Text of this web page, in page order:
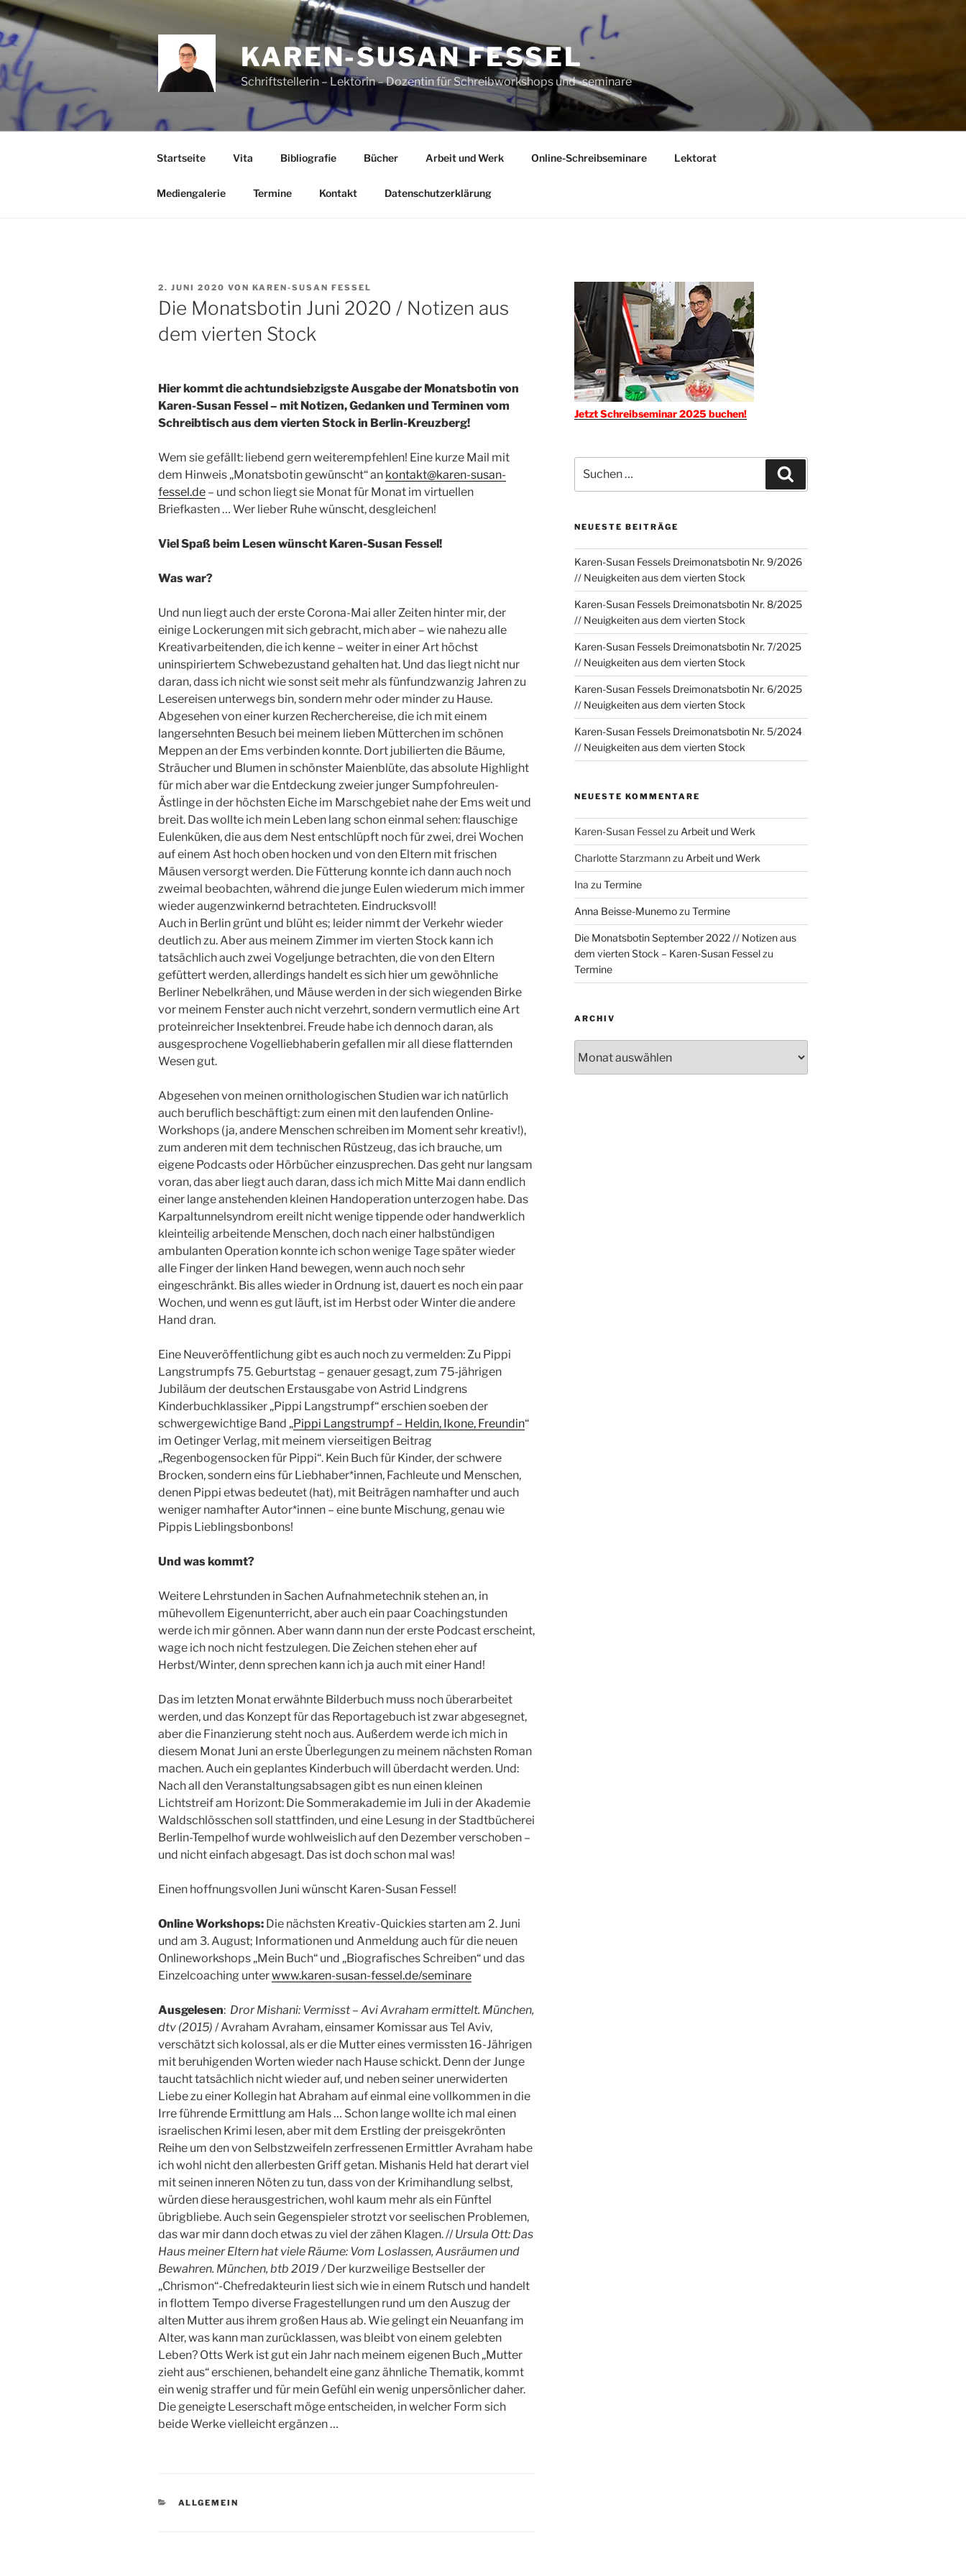
Zum
Inhalt
springen
KAREN-SUSAN FESSEL
Schriftstellerin – Lektorin – Dozentin für Schreibworkshops und -seminare
Startseite Vita Bibliografie Bücher Arbeit und Werk Online-Schreibseminare Lektorat
Mediengalerie Termine Kontakt Datenschutzerklärung
VERÖFFENTLICHT
AM
2. JUNI 2020 VON KAREN-SUSAN FESSEL
Die Monatsbotin Juni 2020 / Notizen aus
dem vierten Stock
Hier kommt die achtundsiebzigste Ausgabe der Monatsbotin von
Karen-Susan Fessel – mit Notizen, Gedanken und Terminen vom
Schreibtisch aus dem vierten Stock in Berlin-Kreuzberg!
Wem sie gefällt: liebend gern weiterempfehlen! Eine kurze Mail mit
dem Hinweis „Monatsbotin gewünscht“ an kontakt@karen-susan-
fessel.de – und schon liegt sie Monat für Monat im virtuellen
Briefkasten … Wer lieber Ruhe wünscht, desgleichen!
Viel Spaß beim Lesen wünscht Karen-Susan Fessel!
Was war?
Und nun liegt auch der erste Corona-Mai aller Zeiten hinter mir, der
einige Lockerungen mit sich gebracht, mich aber – wie nahezu alle
Kreativarbeitenden, die ich kenne – weiter in einer Art höchst
uninspiriertem Schwebezustand gehalten hat. Und das liegt nicht nur
daran, dass ich nicht wie sonst seit mehr als fünfundzwanzig Jahren zu
Lesereisen unterwegs bin, sondern mehr oder minder zu Hause.
Abgesehen von einer kurzen Recherchereise, die ich mit einem
langersehnten Besuch bei meinem lieben Mütterchen im schönen
Meppen an der Ems verbinden konnte. Dort jubilierten die Bäume,
Sträucher und Blumen in schönster Maienblüte, das absolute Highlight
für mich aber war die Entdeckung zweier junger Sumpfohreulen-
Ästlinge in der höchsten Eiche im Marschgebiet nahe der Ems weit und
breit. Das wollte ich mein Leben lang schon einmal sehen: flauschige
Eulenküken, die aus dem Nest entschlüpft noch für zwei, drei Wochen
auf einem Ast hoch oben hocken und von den Eltern mit frischen
Mäusen versorgt werden. Die Fütterung konnte ich dann auch noch
zweimal beobachten, während die junge Eulen wiederum mich immer
wieder augenzwinkernd betrachteten. Eindrucksvoll!
Auch in Berlin grünt und blüht es; leider nimmt der Verkehr wieder
deutlich zu. Aber aus meinem Zimmer im vierten Stock kann ich
tatsächlich auch zwei Vogeljunge betrachten, die von den Eltern
gefüttert werden, allerdings handelt es sich hier um gewöhnliche
Berliner Nebelkrähen, und Mäuse werden in der sich wiegenden Birke
vor meinem Fenster auch nicht verzehrt, sondern vermutlich eine Art
proteinreicher Insektenbrei. Freude habe ich dennoch daran, als
ausgesprochene Vogelliebhaberin gefallen mir all diese flatternden
Wesen gut.
Abgesehen von meinen ornithologischen Studien war ich natürlich
auch beruflich beschäftigt: zum einen mit den laufenden Online-
Workshops (ja, andere Menschen schreiben im Moment sehr kreativ!),
zum anderen mit dem technischen Rüstzeug, das ich brauche, um
eigene Podcasts oder Hörbücher einzusprechen. Das geht nur langsam
voran, das aber liegt auch daran, dass ich mich Mitte Mai dann endlich
einer lange anstehenden kleinen Handoperation unterzogen habe. Das
Karpaltunnelsyndrom ereilt nicht wenige tippende oder handwerklich
kleinteilig arbeitende Menschen, doch nach einer halbstündigen
ambulanten Operation konnte ich schon wenige Tage später wieder
alle Finger der linken Hand bewegen, wenn auch noch sehr
eingeschränkt. Bis alles wieder in Ordnung ist, dauert es noch ein paar
Wochen, und wenn es gut läuft, ist im Herbst oder Winter die andere
Hand dran.
Eine Neuveröffentlichung gibt es auch noch zu vermelden: Zu Pippi
Langstrumpfs 75. Geburtstag – genauer gesagt, zum 75-jährigen
Jubiläum der deutschen Erstausgabe von Astrid Lindgrens
Kinderbuchklassiker „Pippi Langstrumpf“ erschien soeben der
schwergewichtige Band „Pippi Langstrumpf – Heldin, Ikone, Freundin“
im Oetinger Verlag, mit meinem vierseitigen Beitrag
„Regenbogensocken für Pippi“. Kein Buch für Kinder, der schwere
Brocken, sondern eins für Liebhaber*innen, Fachleute und Menschen,
denen Pippi etwas bedeutet (hat), mit Beiträgen namhafter und auch
weniger namhafter Autor*innen – eine bunte Mischung, genau wie
Pippis Lieblingsbonbons!
Und was kommt?
Weitere Lehrstunden in Sachen Aufnahmetechnik stehen an, in
mühevollem Eigenunterricht, aber auch ein paar Coachingstunden
werde ich mir gönnen. Aber wann dann nun der erste Podcast erscheint,
wage ich noch nicht festzulegen. Die Zeichen stehen eher auf
Herbst/Winter, denn sprechen kann ich ja auch mit einer Hand!
Das im letzten Monat erwähnte Bilderbuch muss noch überarbeitet
werden, und das Konzept für das Reportagebuch ist zwar abgesegnet,
aber die Finanzierung steht noch aus. Außerdem werde ich mich in
diesem Monat Juni an erste Überlegungen zu meinem nächsten Roman
machen. Auch ein geplantes Kinderbuch will überdacht werden. Und:
Nach all den Veranstaltungsabsagen gibt es nun einen kleinen
Lichtstreif am Horizont: Die Sommerakademie im Juli in der Akademie
Waldschlösschen soll stattfinden, und eine Lesung in der Stadtbücherei
Berlin-Tempelhof wurde wohlweislich auf den Dezember verschoben –
und nicht einfach abgesagt. Das ist doch schon mal was!
Einen hoffnungsvollen Juni wünscht Karen-Susan Fessel!
Online Workshops: Die nächsten Kreativ-Quickies starten am 2. Juni
und am 3. August; Informationen und Anmeldung auch für die neuen
Onlineworkshops „Mein Buch“ und „Biografisches Schreiben“ und das
Einzelcoaching unterwww.karen-susan-fessel.de/seminare
Ausgelesen: Dror Mishani: Vermisst – Avi Avraham ermittelt. München,
dtv (2015) / Avraham Avraham, einsamer Komissar aus Tel Aviv,
verschätzt sich kolossal, als er die Mutter eines vermissten 16-Jährigen
mit beruhigenden Worten wieder nach Hause schickt. Denn der Junge
taucht tatsächlich nicht wieder auf, und neben seiner unerwiderten
Liebe zu einer Kollegin hat Abraham auf einmal eine vollkommen in die
Irre führende Ermittlung am Hals … Schon lange wollte ich mal einen
israelischen Krimi lesen, aber mit dem Erstling der preisgekrönten
Reihe um den von Selbstzweifeln zerfressenen Ermittler Avraham habe
ich wohl nicht den allerbesten Griff getan. Mishanis Held hat derart viel
mit seinen inneren Nöten zu tun, dass von der Krimihandlung selbst,
würden diese herausgestrichen, wohl kaum mehr als ein Fünftel
übrigbliebe. Auch sein Gegenspieler strotzt vor seelischen Problemen,
das war mir dann doch etwas zu viel der zähen Klagen. //Ursula Ott: Das
Haus meiner Eltern hat viele Räume: Vom Loslassen, Ausräumen und
Bewahren. München, btb 2019 /Der kurzweilige Bestseller der
„Chrismon“-Chefredakteurin liest sich wie in einem Rutsch und handelt
in flottem Tempo diverse Fragestellungen rund um den Auszug der
alten Mutter aus ihrem großen Haus ab. Wie gelingt ein Neuanfang im
Alter, was kann man zurücklassen, was bleibt von einem gelebten
Leben? Otts Werk ist gut ein Jahr nach meinem eigenen Buch „Mutter
zieht aus“ erschienen, behandelt eine ganz ähnliche Thematik, kommt
ein wenig straffer und für mein Gefühl ein wenig unpersönlicher daher.
Die geneigte Leserschaft möge entscheiden, in welcher Form sich
beide Werke vielleicht ergänzen …
KATEGORIEN
ALLGEMEIN
Jetzt Schreibseminar 2025 buchen!
nach:
NEUESTE BEITRÄGE
Karen-Susan Fessels Dreimonatsbotin Nr. 9/2026
// Neuigkeiten aus dem vierten Stock
Karen-Susan Fessels Dreimonatsbotin Nr. 8/2025
// Neuigkeiten aus dem vierten Stock
Karen-Susan Fessels Dreimonatsbotin Nr. 7/2025
// Neuigkeiten aus dem vierten Stock
Karen-Susan Fessels Dreimonatsbotin Nr. 6/2025
// Neuigkeiten aus dem vierten Stock
Karen-Susan Fessels Dreimonatsbotin Nr. 5/2024
// Neuigkeiten aus dem vierten Stock
NEUESTE KOMMENTARE
Karen-Susan Fesselzu Arbeit und Werk
Charlotte Starzmannzu Arbeit und Werk
Ina zu Termine
Anna Beisse-Munemozu Termine
Die Monatsbotin September 2022 // Notizen aus
dem vierten Stock – Karen-Susan Fesselzu
Termine
ARCHIV